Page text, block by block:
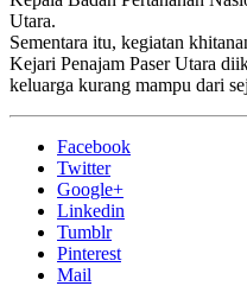
Utara.
Sementara itu, kegiatan
Kejari Penajam Paser Utara
keluarga kurang mampu dari
Facebook
Twitter
Google+
Linkedin
Tumblr
Pinterest
Mail